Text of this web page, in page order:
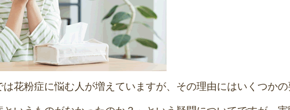
花粉症に悩む人が増えていますが、その理由にはいくつか